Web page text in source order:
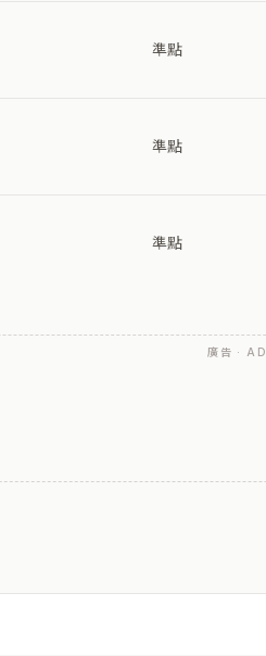
準點
準點
準點
廣告 · AD